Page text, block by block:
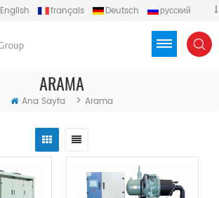
English français Deutsch
русский
ARAMA
Ana Sayfa > Arama